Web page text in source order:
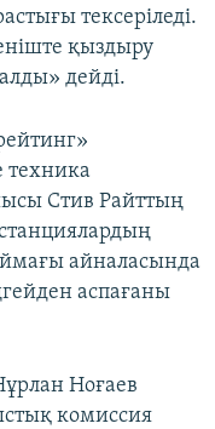
тексеріледі.
қыздыру
дейді.
техника
Стив Райттың
айналасында
аспағаны
Ноғаев
комиссия